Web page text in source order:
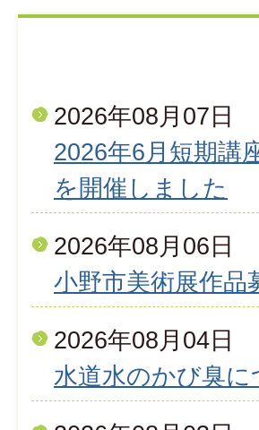
2026年08月07日
2026年6月短期講
を開催しました
2026年08月06日
小野市美術展作品
2026年08月04日
水道水のかび臭に